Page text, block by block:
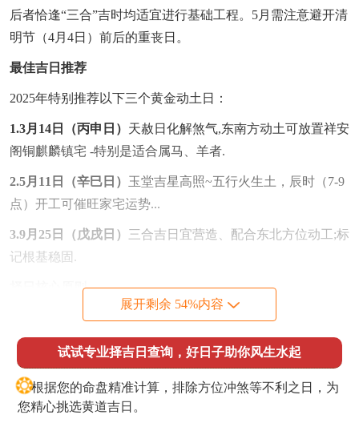
后者恰逢“三合”吉时均适宜进行基础工程。5月需注意避开清
明节（4月4日）前后的重丧日。
最佳吉日推荐
2025年特别推荐以下三个黄金动土日：
1.3月14日（丙申日） 天赦日化解煞气,东南方动土可放置祥安
阁铜麒麟镇宅 -特别是适合属马、羊者.
2.5月11日（辛巳日） 玉堂吉星高照~五行火生土，辰时（7-9
点）开工可催旺家宅运势...
3.9月25日（戊戌日） 三合吉日宜营造、配合东北方位动工;标
记根基稳固.
择日核心原则
1.避凶煞方位太岁位东南、三煞位东方、五黄位东北均需规
避。若不能不在此方位施工，建议埋设祥安阁五帝钱或悬挂
山海镇化解。
2.五行调和乙巳年木火旺盛~属金者宜选土旺日（如戊戌
日）,属水者则宜择金相日（如辛巳日）...
展开剩余 54%内容
试试专业择吉日查询，好日子助你风生水起
❂根据您的命盘精准计算，排除方位冲煞等不利之日，为
您精心挑选黄道吉日。